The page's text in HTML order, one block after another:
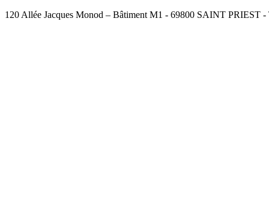
120 Allée Jacques Monod – Bâtiment M1 - 69800 SAINT PRIEST